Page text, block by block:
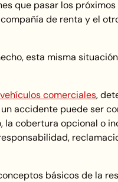
que pasar los
de renta y el
esta misma
vehículos comerciales,
accidente puede ser
la cobertura opcional o
básicos de la